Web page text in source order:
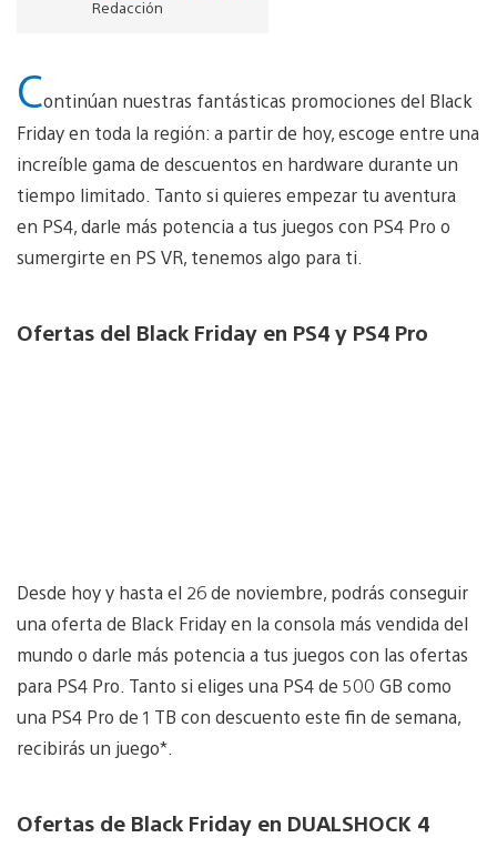
Redacción
Continúan nuestras fantásticas promociones del Black
Friday en toda la región: a partir de hoy, escoge entre una
increíble gama de descuentos en hardware durante un
tiempo limitado. Tanto si quieres empezar tu aventura
en PS4, darle más potencia a tus juegos con PS4 Pro o
sumergirte en PS VR, tenemos algo para ti.
Ofertas del Black Friday en PS4 y PS4 Pro
Desde hoy y hasta el 26 de noviembre, podrás conseguir
una oferta de Black Friday en la consola más vendida del
mundo o darle más potencia a tus juegos con las ofertas
para PS4 Pro. Tanto si eliges una PS4 de 500 GB como
una PS4 Pro de 1 TB con descuento este fin de semana,
recibirás un juego*.
Ofertas de Black Friday en DUALSHOCK 4